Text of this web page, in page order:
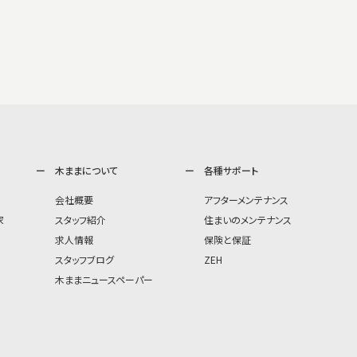
木ままについて
会社概要
スタッフ紹介
求人情報
スタッフブログ
木ままニュースペーパー
各種サポート
アフターメンテナンス
住まいのメンテナンス
保険と保証
ZEH